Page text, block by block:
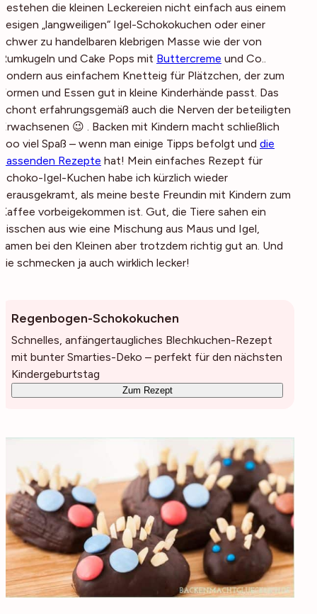
bestehen die kleinen Leckereien nicht einfach aus einem
riesigen „langweiligen“ Igel-Schokokuchen oder einer
schwer zu handelbaren klebrigen Masse wie der von
Rumkugeln und Cake Pops mit Buttercreme und Co..
Sondern aus einfachem Knetteig für Plätzchen, der zum
Formen und Essen gut in kleine Kinderhände passt. Das
schont erfahrungsgemäß auch die Nerven der beteiligten
Erwachsenen 😉 . Backen mit Kindern macht schließlich
soo viel Spaß – wenn man einige Tipps befolgt und die
passenden Rezepte hat! Mein einfaches Rezept für
Schoko-Igel-Kuchen habe ich kürzlich wieder
herausgekramt, als meine beste Freundin mit Kindern zum
Kaffee vorbeigekommen ist. Gut, die Tiere sahen ein
bisschen aus wie eine Mischung aus Maus und Igel,
kamen bei den Kleinen aber trotzdem richtig gut an. Und
sie schmecken ja auch wirklich lecker!
Regenbogen-Schokokuchen
Schnelles, anfängertaugliches Blechkuchen-Rezept
mit bunter Smarties-Deko – perfekt für den nächsten
Kindergeburtstag
Zum Rezept